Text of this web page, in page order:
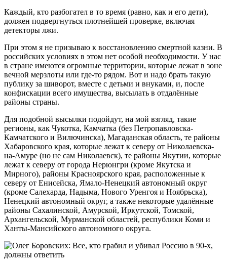
Каждый, кто разбогател в то время (равно, как и его дети),
должен подвергнуться плотнейшей проверке, включая
детекторы лжи.
При этом я не призываю к восстановлению смертной казни. В
российских условиях в этом нет особой необходимости. У нас
в стране имеются огромные территории, которые лежат в зоне
вечной мерзлоты или где-то рядом. Вот и надо брать такую
публику за шиворот, вместе с детьми и внуками, и, после
конфискации всего имущества, высылать в отдалённые
районы страны.
Для подобной высылки подойдут, на мой взгляд, такие
регионы, как Чукотка, Камчатка (без Петропавловска-
Камчатского и Вилючинска), Магаданская область, те районы
Хабаровского края, которые лежат к северу от Николаевска-
на-Амуре (но не сам Николаевск), те районы Якутии, которые
лежат к северу от города Нерюнгри (кроме Якутска и
Мирного), районы Красноярского края, расположенные к
северу от Енисейска, Ямало-Ненецкий автономный округ
(кроме Салехарда, Надыма, Нового Уренгоя и Ноябрьска),
Ненецкий автономный округ, а также некоторые удалённые
районы Сахалинской, Амурской, Иркутской, Томской,
Архангельской, Мурманской областей, республики Коми и
Ханты-Мансийского автономного округа.